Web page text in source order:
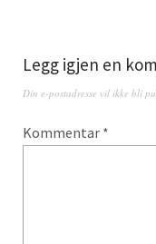
Legg igjen en
Din e-postadresse vil ikke bli
Kommentar *